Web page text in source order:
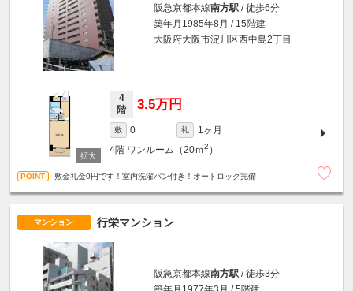
阪急京都本線南方駅 / 徒歩6分
築年月1985年8月 / 15階建
大阪府大阪市淀川区西中島2丁目
4
階
3.5万円
敷 0 礼
1ヶ月
4階 ワンルーム（20ｍ2 ）
敷金礼金0円です！室内洗濯パン付き！オートロック完備
マンション 行栄マンション
阪急京都本線南方駅 / 徒歩3分